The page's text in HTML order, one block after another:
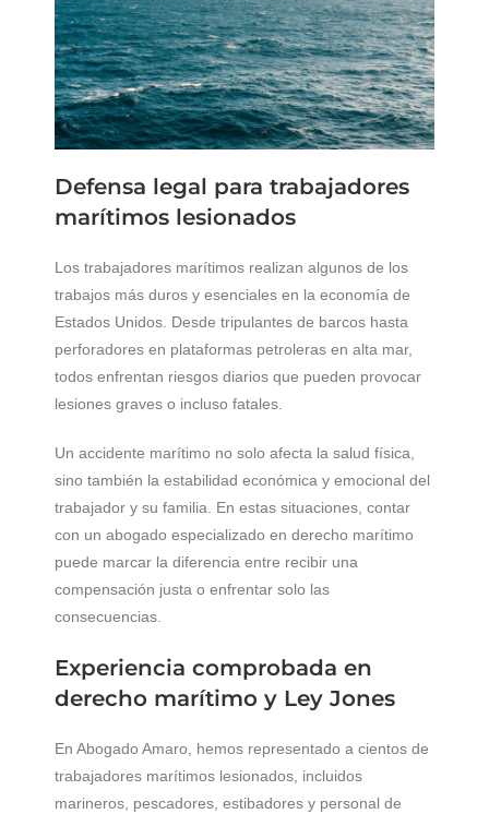
Defensa legal para trabajadores
marítimos lesionados
Los trabajadores marítimos realizan algunos de los
trabajos más duros y esenciales en la economía de
Estados Unidos. Desde tripulantes de barcos hasta
perforadores en plataformas petroleras en alta mar,
todos enfrentan riesgos diarios que pueden provocar
lesiones graves o incluso fatales.
Un accidente marítimo no solo afecta la salud física,
sino también la estabilidad económica y emocional del
trabajador y su familia. En estas situaciones, contar
con un abogado especializado en derecho marítimo
puede marcar la diferencia entre recibir una
compensación justa o enfrentar solo las
consecuencias.
Experiencia comprobada en
derecho marítimo y Ley Jones
En Abogado Amaro, hemos representado a cientos de
trabajadores marítimos lesionados, incluidos
marineros, pescadores, estibadores y personal de